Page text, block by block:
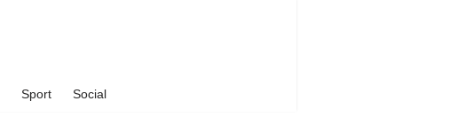
Sport Social